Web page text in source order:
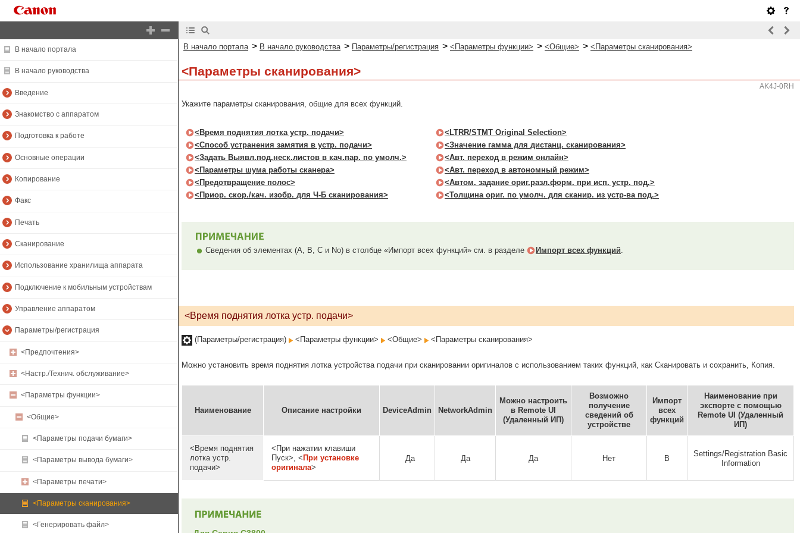
В начало портала
В начало руководства
Введение
Знакомство с аппаратом
Подготовка к работе
Основные операции
Копирование
Факс
Печать
Сканирование
Использование хранилища аппарата
Подключение к мобильным устройствам
Управление аппаратом
Параметры/регистрация
<Предпочтения>
<Настр./Технич. обслуживание>
<Параметры функции>
<Общие>
<Параметры подачи бумаги>
<Параметры вывода бумаги>
<Параметры печати>
<Параметры сканирования>
<Генерировать файл>
В начало портала > В начало руководства > Параметры/регистрация > <Параметры функции> > <Общие> > <Параметры сканирования>
<Параметры сканирования>
AK4J-0RH
Укажите параметры сканирования, общие для всех функций.
<Время поднятия лотка устр. подачи>
<Способ устранения замятия в устр. подачи>
<Задать Выявл.под.неск.листов в кач.пар. по умолч.>
<Параметры шума работы сканера>
<Предотвращение полос>
<Приор. скор./кач. изобр. для Ч-Б сканирования>
<LTRR/STMT Original Selection>
<Значение гамма для дистанц. сканирования>
<Авт. переход в режим онлайн>
<Авт. переход в автономный режим>
<Автом. задание ориг.разл.форм. при исп. устр. под.>
<Толщина ориг. по умолч. для сканир. из устр-ва под.>
Сведения об элементах (A, B, C и No) в столбце «Импорт всех функций» см. в разделе Импорт всех функций.
<Время поднятия лотка устр. подачи>
(Параметры/регистрация) <Параметры функции> <Общие> <Параметры сканирования>
Можно установить время поднятия лотка устройства подачи при сканировании оригиналов с использованием таких функций, как Сканировать и сохранить, Копия.
Наименование Описание настройки DeviceAdmin NetworkAdmin
Можно настроить
в Remote UI
(Удаленный ИП)
Возможно
получение
сведений об
устройстве
Импорт
всех
функций
Наименование при
экспорте с помощью
Remote UI (Удаленный
ИП)
<Время поднятия
лотка устр.
подачи>
<При нажатии клавиши
Пуск>, < При установке
оригинала>
Да Да Да Нет B
Settings/Registration Basic
Information